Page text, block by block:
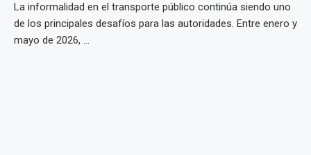
La informalidad en el transporte público continúa siendo uno
de los principales desafíos para las autoridades. Entre enero y
mayo de 2026, ...